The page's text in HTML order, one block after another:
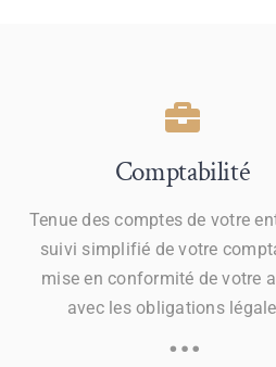
Comptabilité
Tenue des comptes de votre
suivi simplifié de votre
mise en conformité de votre
avec les obligations
…